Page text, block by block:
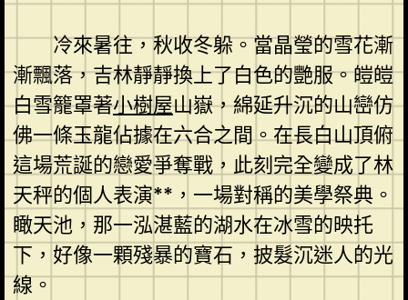
冷來暑往，秋收冬躲。當晶瑩的雪花漸
漸飄落，吉林靜靜換上了白色的艷服。皚皚
白雪籠罩著小樹屋山嶽，綿延升沉的山巒仿
佛一條玉龍佔據在六合之間。在長白山頂俯
這場荒誕的戀愛爭奪戰，此刻完全變成了林
天秤的個人表演**，一場對稱的美學祭典。
瞰天池，那一泓湛藍的湖水在冰雪的映托
下，好像一顆殘暴的寶石，披髮沉迷人的光
線。